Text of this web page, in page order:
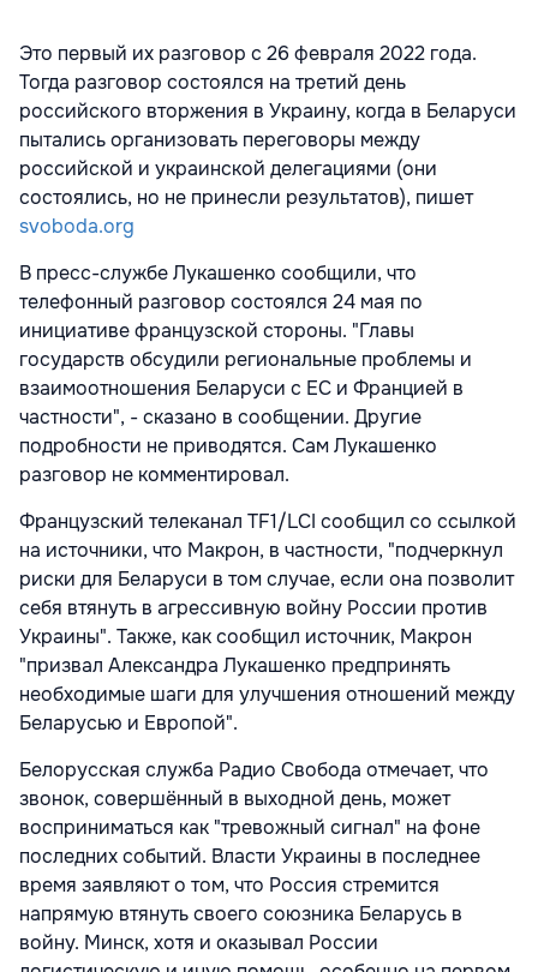
Это первый их разговор с 26 февраля 2022 года.
Тогда разговор состоялся на третий день
российского вторжения в Украину, когда в Беларуси
пытались организовать переговоры между
российской и украинской делегациями (они
состоялись, но не принесли результатов), пишет
svoboda.org
В пресс-службе Лукашенко сообщили, что
телефонный разговор состоялся 24 мая по
инициативе французской стороны. "Главы
государств обсудили региональные проблемы и
взаимоотношения Беларуси с ЕС и Францией в
частности", - сказано в сообщении. Другие
подробности не приводятся. Сам Лукашенко
разговор не комментировал.
Французский телеканал TF1/LCI сообщил со ссылкой
на источники, что Макрон, в частности, "подчеркнул
риски для Беларуси в том случае, если она позволит
себя втянуть в агрессивную войну России против
Украины". Также, как сообщил источник, Макрон
"призвал Александра Лукашенко предпринять
необходимые шаги для улучшения отношений между
Беларусью и Европой".
Белорусская служба Радио Свобода отмечает, что
звонок, совершённый в выходной день, может
восприниматься как "тревожный сигнал" на фоне
последних событий. Власти Украины в последнее
время заявляют о том, что Россия стремится
напрямую втянуть своего союзника Беларусь в
войну. Минск, хотя и оказывал России